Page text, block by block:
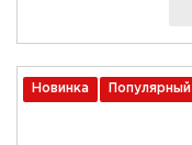
Новинка Популярный